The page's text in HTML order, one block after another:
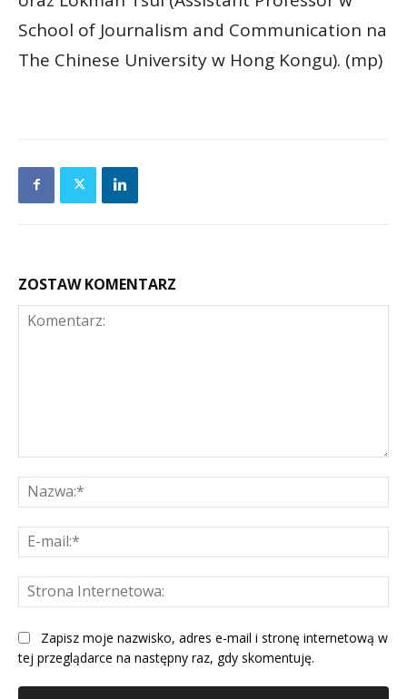
School of Journalism and Communication na
The Chinese University w Hong Kongu). (mp)
ZOSTAW KOMENTARZ
Zapisz moje nazwisko, adres e-mail i stronę internetową w
tej przeglądarce na następny raz, gdy skomentuję.